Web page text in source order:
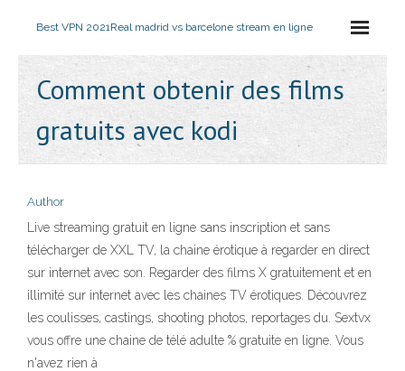
Best VPN 2021Real madrid vs barcelone stream en ligne
Comment obtenir des films
gratuits avec kodi
Author
Live streaming gratuit en ligne sans inscription et sans
télécharger de XXL TV, la chaine érotique à regarder en direct
sur internet avec son. Regarder des films X gratuitement et en
illimité sur internet avec les chaines TV érotiques. Découvrez
les coulisses, castings, shooting photos, reportages du. Sextvx
vous offre une chaine de télé adulte % gratuite en ligne. Vous
n'avez rien à